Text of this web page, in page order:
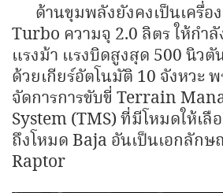
ด้านขุมพลังยังคงเป็นเครื่อ
Turbo ความจุ 2.0 ลิตร ให้กำ
แรงม้า แรงบิดสูงสุด 500 นิวตั
ด้วยเกียร์อัตโนมัติ 10 จังหวะ
จัดการการขับขี่ Terrain
System (TMS) ที่มีโหมดให้เลื
ถึงโหมด Baja อันเป็นเอกลัก
Raptor